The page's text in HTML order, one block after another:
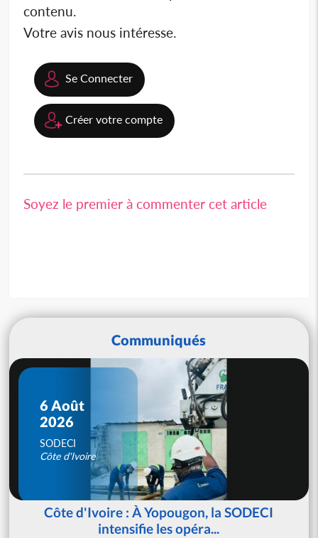
contenu.
Votre avis nous intéresse.
Se Connecter
Créer votre compte
Soyez le premier à commenter cet article
Communiqués
6 Août
2026
SODECI
Côte d'Ivoire
Côte d'Ivoire : À Yopougon, la SODECI
intensifie les opéra...